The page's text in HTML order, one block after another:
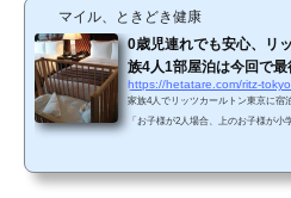
マイル、ときどき健康
0歳児連れでも安心、リ
族4人1部屋泊は今回で最
https://hetatare.com/ritz-
家族4人でリッツカールトン東京に宿
「お子様が2人場合、上のお子様が小
いうことでした（内容はもちろんも